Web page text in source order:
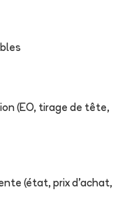
(EO, tirage de tête,
(état, prix d'achat,